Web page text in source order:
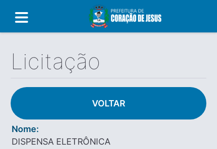
Licitação
VOLTAR
Nome:
DISPENSA ELETRÔNICA